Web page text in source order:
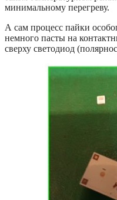
минимальному перегреву.
А сам процесс пайки
немного пасты на
сверху светодиод